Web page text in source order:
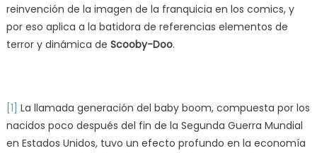
reinvención de la imagen de la franquicia en los comics, y
por eso aplica a la batidora de referencias elementos de
terror y dinámica de Scooby-Doo.
[1] La llamada generación del baby boom, compuesta por los
nacidos poco después del fin de la Segunda Guerra Mundial
en Estados Unidos, tuvo un efecto profundo en la economía